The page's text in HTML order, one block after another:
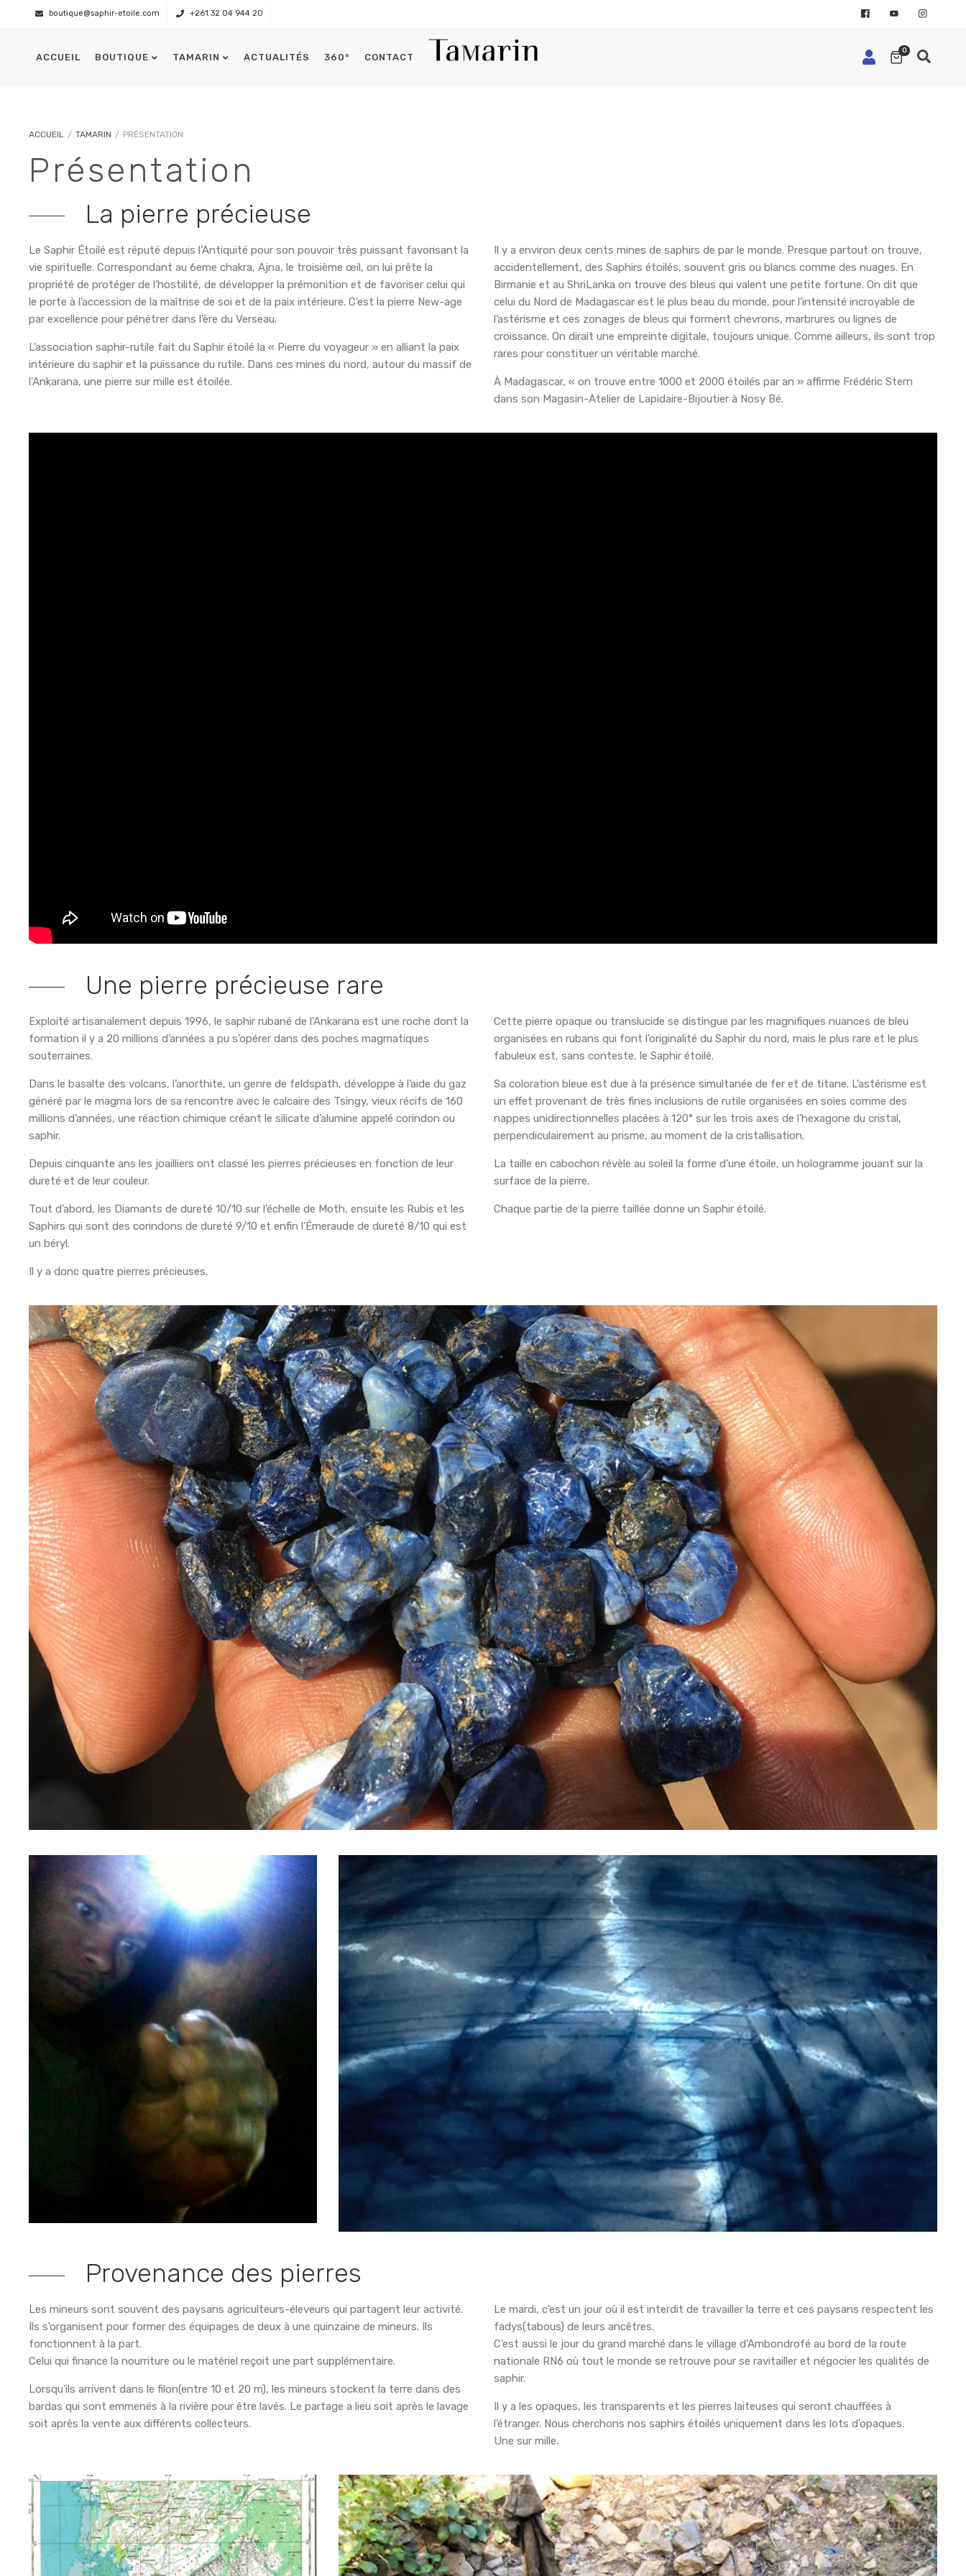
boutique@saphir-etoile.com +261 32 04 944 20
0
SE CONNECTER
Mot de passe perdu ?
ACCUEIL BOUTIQUE TAMARIN ACTUALITÉS 360° CONTACT
ACCUEIL / TAMARIN / PRÉSENTATION
Présentation
La pierre précieuse
Le Saphir Étoilé est réputé depuis l’Antiquité pour son pouvoir très puissant favorisant la
vie spirituelle. Correspondant au 6eme chakra, Ajna, le troisième œil, on lui prête la
propriété de protéger de l’hostilité, de développer la prémonition et de favoriser celui qui
le porte à l’accession de la maîtrise de soi et de la paix intérieure. C’est la pierre New-age
par excellence pour pénétrer dans l’ère du Verseau.
L’association saphir-rutile fait du Saphir étoilé la « Pierre du voyageur » en alliant la paix
intérieure du saphir et la puissance du rutile. Dans ces mines du nord, autour du massif de
l’Ankarana, une pierre sur mille est étoilée.
Il y a environ deux cents mines de saphirs de par le monde. Presque partout on trouve,
accidentellement, des Saphirs étoilés, souvent gris ou blancs comme des nuages. En
Birmanie et au ShriLanka on trouve des bleus qui valent une petite fortune. On dit que
celui du Nord de Madagascar est le plus beau du monde, pour l’intensité incroyable de
l’astérisme et ces zonages de bleus qui forment chevrons, marbrures ou lignes de
croissance. On dirait une empreinte digitale, toujours unique. Comme ailleurs, ils sont trop
rares pour constituer un véritable marché.
À Madagascar, « on trouve entre 1000 et 2000 étoilés par an » affirme Frédéric Stern
dans son Magasin-Atelier de Lapidaire-Bijoutier à Nosy Bé.
Une pierre précieuse rare
Exploité artisanalement depuis 1996, le saphir rubané de l’Ankarana est une roche dont la
formation il y a 20 millions d’années a pu s’opérer dans des poches magmatiques
souterraines.
Dans le basalte des volcans, l’anorthite, un genre de feldspath, développe à l’aide du gaz
généré par le magma lors de sa rencontre avec le calcaire des Tsingy, vieux récifs de 160
millions d’années, une réaction chimique créant le silicate d’alumine appelé corindon ou
saphir.
Depuis cinquante ans les joailliers ont classé les pierres précieuses en fonction de leur
dureté et de leur couleur.
Tout d’abord, les Diamants de dureté 10/10 sur l’échelle de Moth, ensuite les Rubis et les
Saphirs qui sont des corindons de dureté 9/10 et enfin l’Émeraude de dureté 8/10 qui est
un béryl.
Il y a donc quatre pierres précieuses.
Cette pierre opaque ou translucide se distingue par les magnifiques nuances de bleu
organisées en rubans qui font l’originalité du Saphir du nord, mais le plus rare et le plus
fabuleux est, sans conteste, le Saphir étoilé.
Sa coloration bleue est due à la présence simultanée de fer et de titane. L’astérisme est
un effet provenant de très fines inclusions de rutile organisées en soies comme des
nappes unidirectionnelles placées à 120° sur les trois axes de l’hexagone du cristal,
perpendiculairement au prisme, au moment de la cristallisation.
La taille en cabochon révèle au soleil la forme d’une étoile, un hologramme jouant sur la
surface de la pierre.
Chaque partie de la pierre taillée donne un Saphir étoilé.
Provenance des pierres
Les mineurs sont souvent des paysans agriculteurs-éleveurs qui partagent leur activité.
Ils s’organisent pour former des équipages de deux à une quinzaine de mineurs. Ils
fonctionnent à la part.
Celui qui finance la nourriture ou le matériel reçoit une part supplémentaire.
Lorsqu’ils arrivent dans le filon(entre 10 et 20 m), les mineurs stockent la terre dans des
bardas qui sont emmenés à la rivière pour être lavés. Le partage a lieu soit après le lavage
soit après la vente aux différents collecteurs.
Le mardi, c’est un jour où il est interdit de travailler la terre et ces paysans respectent les
fadys(tabous) de leurs ancêtres.
C’est aussi le jour du grand marché dans le village d’Ambondrofé au bord de la route
nationale RN6 où tout le monde se retrouve pour se ravitailler et négocier les qualités de
saphir.
Il y a les opaques, les transparents et les pierres laiteuses qui seront chauffées à
l’étranger. Nous cherchons nos saphirs étoilés uniquement dans les lots d’opaques.
Une sur mille.